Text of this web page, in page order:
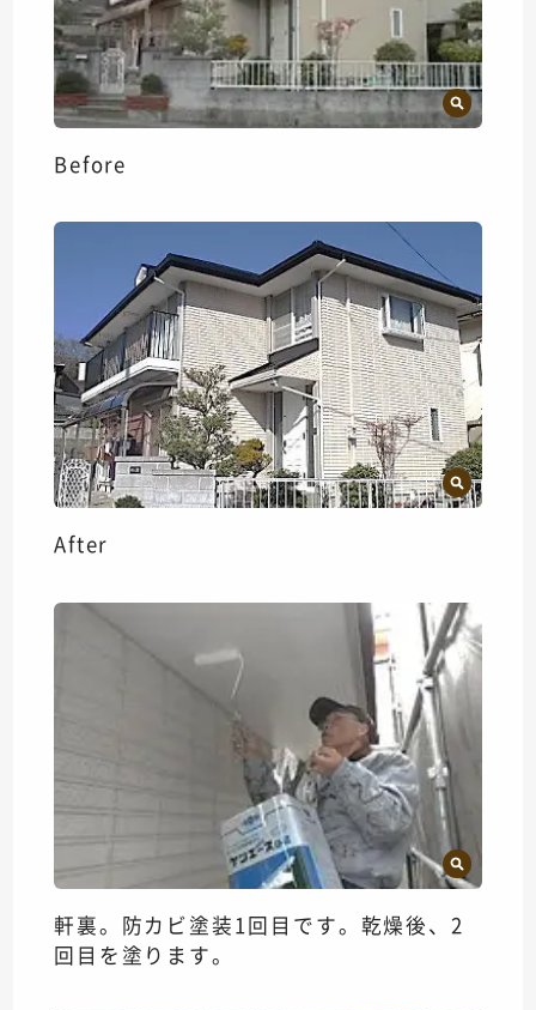
Before
After
軒裏。防カビ塗装1回目です。乾燥後、2
回目を塗ります。